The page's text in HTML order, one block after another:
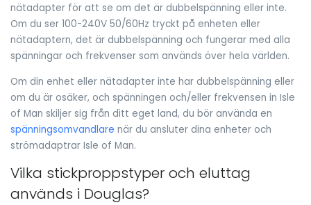
nätadapter för att se om det är dubbelspänning eller inte.
Om du ser 100-240V 50/60Hz tryckt på enheten eller
nätadaptern, det är dubbelspänning och fungerar med alla
spänningar och frekvenser som används över hela världen.
Om din enhet eller nätadapter inte har dubbelspänning eller
om du är osäker, och spänningen och/eller frekvensen in Isle
of Man skiljer sig från ditt eget land, du bör använda en
spänningsomvandlare när du ansluter dina enheter och
strömadaptrar Isle of Man.
Vilka stickproppstyper och eluttag
används i Douglas?